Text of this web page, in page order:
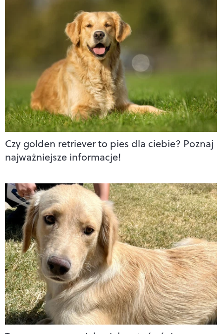
Czy golden retriever to pies dla ciebie? Poznaj
najważniejsze informacje!